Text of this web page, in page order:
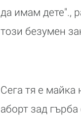
да имам дете".,
този безумен
Сега тя е майка
аборт зад